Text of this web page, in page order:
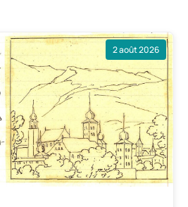
2 août 2026